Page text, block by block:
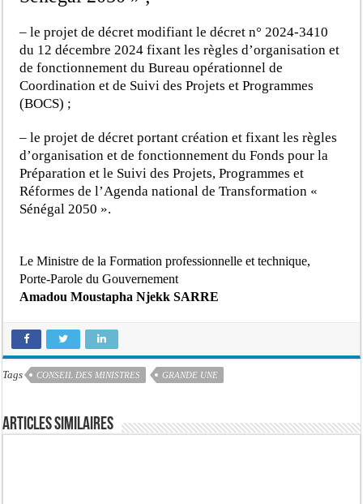
– le projet de décret modifiant le décret n° 2024-3410
du 12 décembre 2024 fixant les règles d’organisation et
de fonctionnement du Bureau opérationnel de
Coordination et de Suivi des Projets et Programmes
(BOCS) ;
– le projet de décret portant création et fixant les règles
d’organisation et de fonctionnement du Fonds pour la
Préparation et le Suivi des Projets, Programmes et
Réformes de l’Agenda national de Transformation «
Sénégal 2050 ».
Le Ministre de la Formation professionnelle et technique,
Porte-Parole du Gouvernement
Amadou Moustapha Njekk SARRE
Tags CONSEIL DES MINISTRES GRANDE UNE
Articles similaires